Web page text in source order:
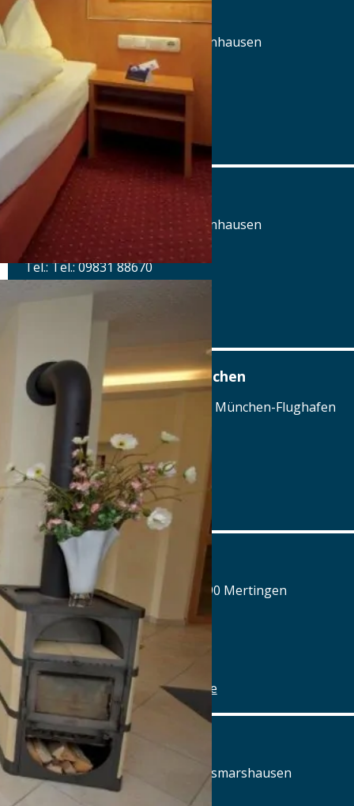
Land-Gut-Hotel Adlerbräu
Marktplatz 10/12, 91710 Gunzenhausen
Tel.: Tel.: 09831 88670
Details
www.hotel-adlerbraeu.de
Land-Gut-Hotel Adlerbräu
Marktplatz 10/12, 91710 Gunzenhausen
Tel.: Tel.: 09831 88670
Airbräu am Flughafen München
Terminalstraße Mitte 18, 85356 München-Flughafen
Tel.: Tel.: 089 - 97593111
Details
www.airbraeu.de
Alte Brauerei Mertingen
Hilaria-Lechner-Straße 21, 86690 Mertingen
Tel.: Tel.: 09078-912320
Details
www.alte-brauerei-mertingen.de
Alte Posthalterei
Augsburger Straße 2, 86441 Zusmarshausen